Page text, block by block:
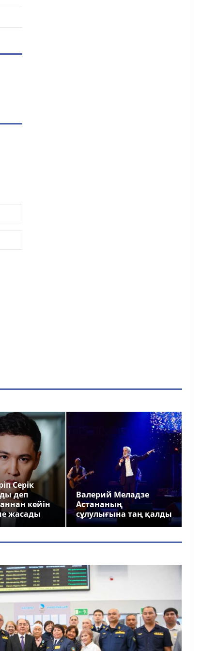
Серік
деп
кейін
жасады
Валерий Меладзе
Астананың
сұлулығына таң қалды